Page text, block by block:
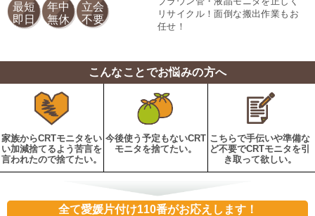
最短
即日
年中
無休
立会
不要
リサイクル！面倒な搬出作業もお
任せ！
こんなことでお悩みの方へ
家族からCRTモニタをい
い加減捨てるよう苦言を
言われたので捨てたい。
今後使う予定もないCRT
モニタを捨てたい。
こちらで手伝いや準備な
ど不要でCRTモニタを引
き取って欲しい。
全て愛媛片付け110番がお応えします！